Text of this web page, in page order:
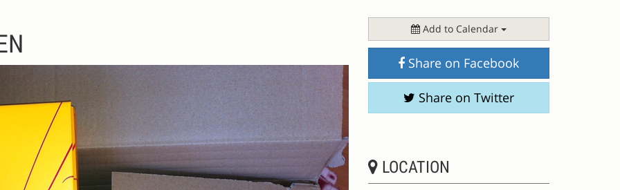
Add to Calendar
Share on Facebook
Share on Twitter
LOCATION